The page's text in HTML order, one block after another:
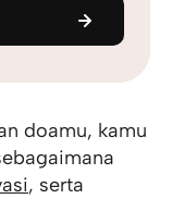
doamu, kamu
, serta